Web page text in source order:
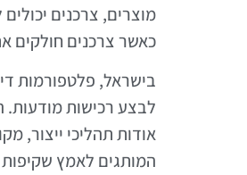
מוצרים, צרכנים
כאשר צרכנים חולקים
בישראל, פלטפורמות
לבצע רכישות
אודות תהליכי ייצור,
המותגים לאמץ